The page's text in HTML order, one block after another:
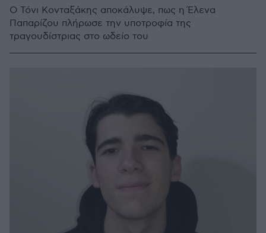
Ο Τόνι Κονταξάκης αποκάλυψε, πως η Έλενα
Παπαρίζου πλήρωσε την υποτροφία της
τραγουδίστριας στο ωδείο του